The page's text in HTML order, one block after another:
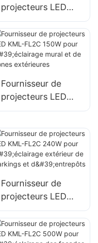
projecteurs LED
KML-FL2C 50W
pour l'éclairage
extérieur de
panneaux
grandes enseignes.
Fournisseur de
projecteurs LED
KML-FL2C 150W
mural et de zones
extérieures
Fournisseur de
projecteurs LED
KML-FL2C 240W
pour l'éclairage
extérieur de